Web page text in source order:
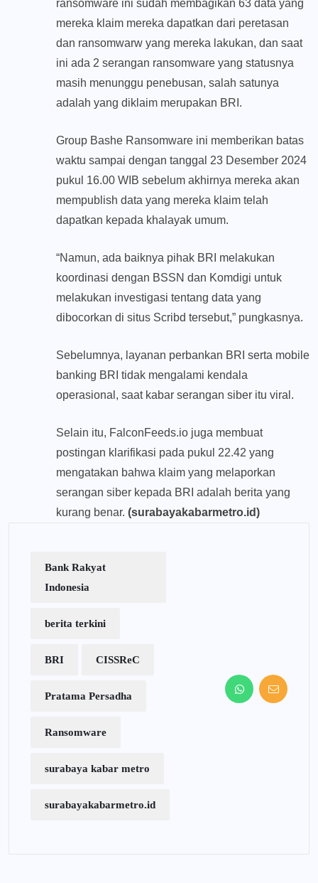
ransomware ini sudah membagikan 63 data yang
mereka klaim mereka dapatkan dari peretasan
dan ransomwarw yang mereka lakukan, dan saat
ini ada 2 serangan ransomware yang statusnya
masih menunggu penebusan, salah satunya
adalah yang diklaim merupakan BRI.
Group Bashe Ransomware ini memberikan batas
waktu sampai dengan tanggal 23 Desember 2024
pukul 16.00 WIB sebelum akhirnya mereka akan
mempublish data yang mereka klaim telah
dapatkan kepada khalayak umum.
“Namun, ada baiknya pihak BRI melakukan
koordinasi dengan BSSN dan Komdigi untuk
melakukan investigasi tentang data yang
dibocorkan di situs Scribd tersebut,” pungkasnya.
Sebelumnya, layanan perbankan BRI serta mobile
banking BRI tidak mengalami kendala
operasional, saat kabar serangan siber itu viral.
Selain itu, FalconFeeds.io juga membuat
postingan klarifikasi pada pukul 22.42 yang
mengatakan bahwa klaim yang melaporkan
serangan siber kepada BRI adalah berita yang
kurang benar. (surabayakabarmetro.id)
Bank Rakyat
Indonesia
berita terkini
BRI CISSReC
Pratama Persadha
Ransomware
surabaya kabar metro
surabayakabarmetro.id